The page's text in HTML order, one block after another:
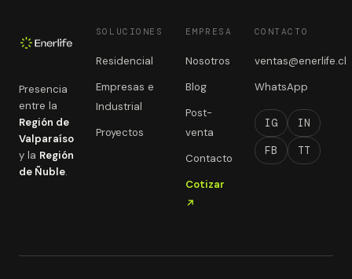
Presencia
entre la
Región de
Valparaíso
y la Región
de Ñuble.
SOLUCIONES
Residencial
Empresas e
Industrial
Proyectos
EMPRESA
Nosotros
Blog
Post-
venta
Contacto
Cotizar
↗
CONTACTO
ventas@enerlife.cl
WhatsApp
IG IN
FB TT